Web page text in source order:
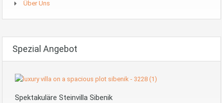
Über Uns
Spezial Angebot
Spektakuläre Steinvilla Sibenik